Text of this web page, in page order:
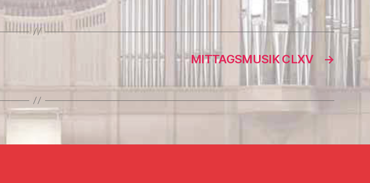
→
MITTAGSMUSIK CLXV